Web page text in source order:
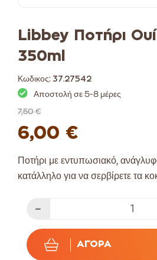
Libbey Ποτήρι
350ml
Κωδικος: 37.27542
Αποστολή σε 5-8 μέρες
7,50 €
6,00 €
Ποτήρι με εντυπωσιακό,
κατάλληλο για να σερβίρετε τα
ΑΓΟΡΆ